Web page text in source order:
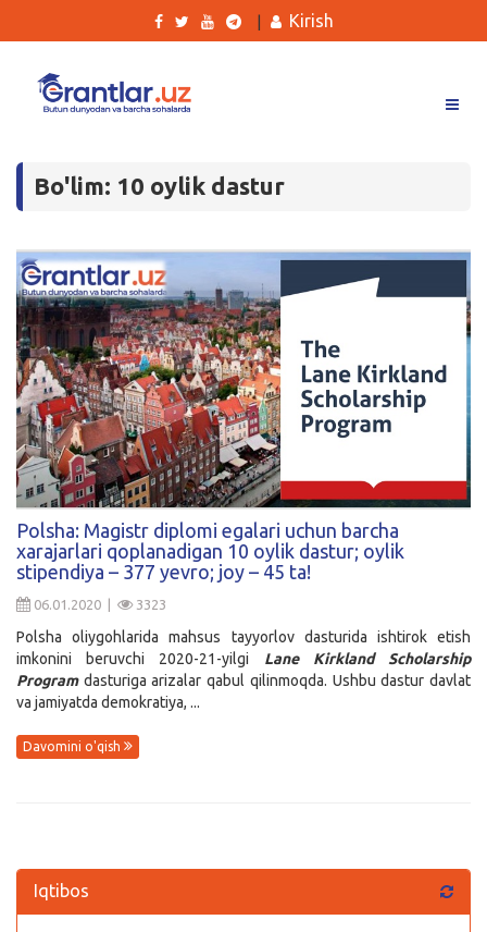
Tanlovlar
Kurslar
Blog
Yana
Qidirish
Kirish
Kirish
Bo'lim: 10 oylik dastur
Polsha: Magistr diplomi egalari uchun barcha
xarajarlari qoplanadigan 10 oylik dastur; oylik
stipendiya – 377 yevro; joy – 45 ta!
06.01.2020 | 3323
Polsha oliygohlarida mahsus tayyorlov dasturida ishtirok etish
imkonini beruvchi 2020-21-yilgi Lane Kirkland
Scholarship
Programdasturiga arizalar qabul qilinmoqda. Ushbu dastur davlat
va jamiyatda demokratiya, ...
Davomini o'qish
Iqtibos